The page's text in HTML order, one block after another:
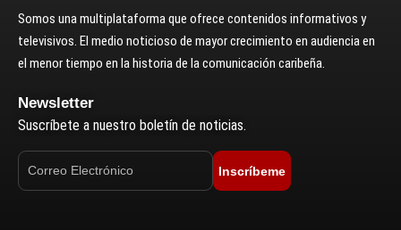
Somos una multiplataforma que ofrece contenidos informativos y
televisivos. El medio noticioso de mayor crecimiento en audiencia en
el menor tiempo en la historia de la comunicación caribeña.
Newsletter
Suscríbete a nuestro boletín de noticias.
Inscríbeme